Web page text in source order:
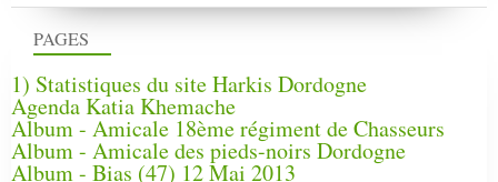
PAGES
1) Statistiques du site Harkis Dordogne
Agenda Katia Khemache
Album - Amicale 18ème régiment de Chasseurs
Album - Amicale des pieds-noirs Dordogne
Album - Bias (47) 12 Mai 2013